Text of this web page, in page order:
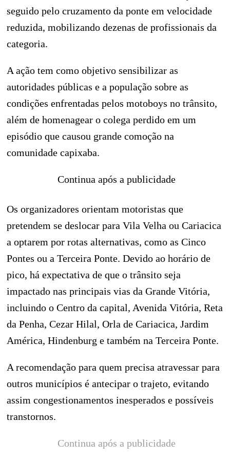
seguido pelo cruzamento da ponte em velocidade
reduzida, mobilizando dezenas de profissionais da
categoria.
A ação tem como objetivo sensibilizar as
autoridades públicas e a população sobre as
condições enfrentadas pelos motoboys no trânsito,
além de homenagear o colega perdido em um
episódio que causou grande comoção na
comunidade capixaba.
Continua após a publicidade
Os organizadores orientam motoristas que
pretendem se deslocar para Vila Velha ou Cariacica
a optarem por rotas alternativas, como as Cinco
Pontes ou a Terceira Ponte. Devido ao horário de
pico, há expectativa de que o trânsito seja
impactado nas principais vias da Grande Vitória,
incluindo o Centro da capital, Avenida Vitória, Reta
da Penha, Cezar Hilal, Orla de Cariacica, Jardim
América, Hindenburg e também na Terceira Ponte.
A recomendação para quem precisa atravessar para
outros municípios é antecipar o trajeto, evitando
assim congestionamentos inesperados e possíveis
transtornos.
Continua após a publicidade